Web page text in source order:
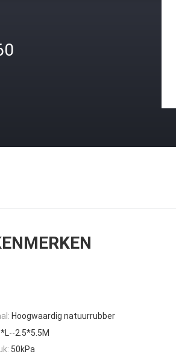
Hoogwaardig natuurrubber
2.5*5.5M
50kPa